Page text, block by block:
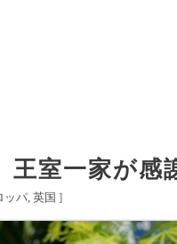
王室一家が感
ッパ 英国 ]